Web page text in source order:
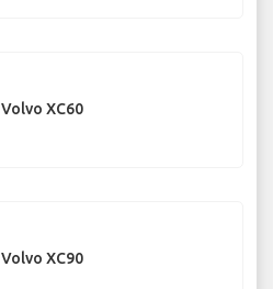
Volvo XC60
Volvo XC90